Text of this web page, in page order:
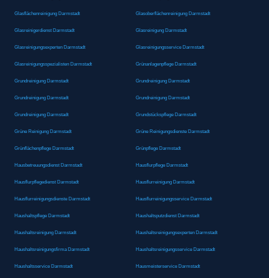
Glasflächenreinigung Darmstadt Glasoberflächenreinigung Darmstadt
Glasreinigerdienst Darmstadt Glasreinigung Darmstadt
Glasreinigungsexperten Darmstadt Glasreinigungsservice Darmstadt
Glasreinigungsspezialisten Darmstadt Grünanlagenpflege Darmstadt
Grundreinigung Darmstadt Grundreinigung Darmstadt
Grundreinigung Darmstadt Grundreinigung Darmstadt
Grundreinigung Darmstadt Grundstückspflege Darmstadt
Grüne Reinigung Darmstadt Grüne Reinigungsdienste Darmstadt
Grünflächenpflege Darmstadt Grünpflege Darmstadt
Hausbetreuungsdienst Darmstadt Hausflurpflege Darmstadt
Hausflurpflegedienst Darmstadt Hausflurreinigung Darmstadt
Hausflurreinigungsdienste Darmstadt Hausflurreinigungsservice Darmstadt
Haushaltspflege Darmstadt Haushaltsputzdienst Darmstadt
Haushaltsreinigung Darmstadt Haushaltsreinigungsexperten Darmstadt
Haushaltsreinigungsfirma Darmstadt Haushaltsreinigungsservice Darmstadt
Haushaltsservice Darmstadt Hausmeisterservice Darmstadt